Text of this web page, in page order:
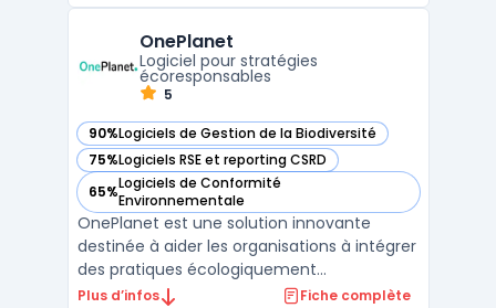
mise en place d'initiatives de
développement durable en leur ...
OnePlanet
Logiciel pour stratégies
écoresponsables
5
90%Logiciels de Gestion de la Biodiversité
— voir OnePlanet dans cette catégorie
75%Logiciels RSE et reporting CSRD
— voir OnePlanet dans cette catégorie
65%Logiciels de Conformité
Environnementale
— voir OnePlanet dans cette catégorie
OnePlanet est une solution innovante
destinée à aider les organisations à intégrer
des pratiques écologiquement
responsables. Elle fournit des outils
Plus d’infos Fiche complète